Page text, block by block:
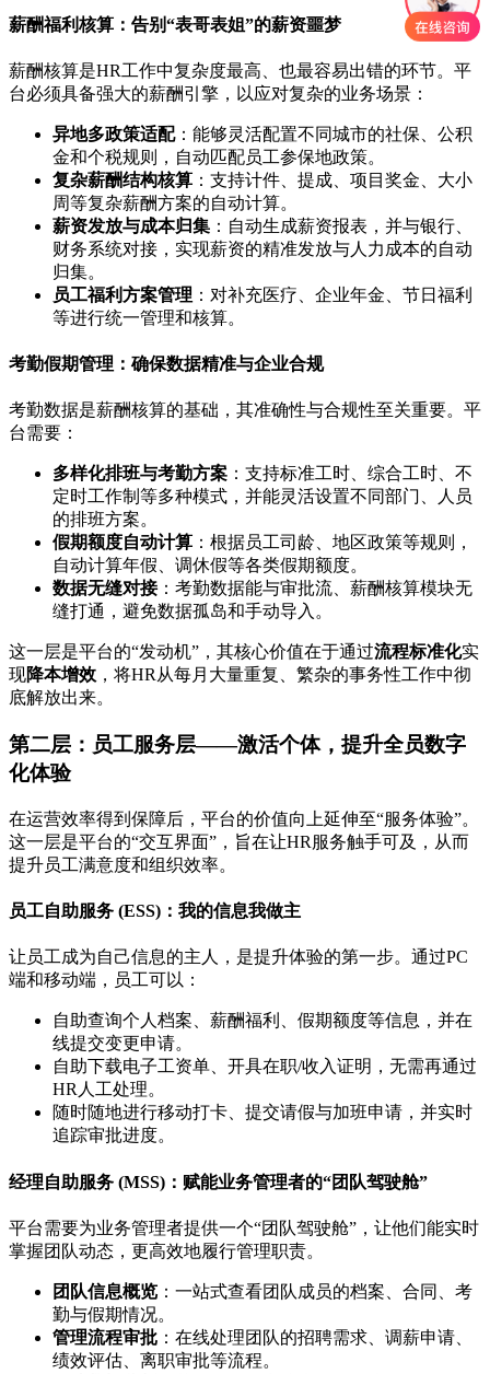
薪酬福利核算：告别“表哥表姐”的薪资噩梦
薪酬核算是HR工作中复杂度最高、也最容易出错的环节。平
台必须具备强大的薪酬引擎，以应对复杂的业务场景：
异地多政策适配：能够灵活配置不同城市的社保、公积
金和个税规则，自动匹配员工参保地政策。
复杂薪酬结构核算 ：支持计件、提成、项目奖金、大小
周等复杂薪酬方案的自动计算。
薪资发放与成本归集 ：自动生成薪资报表，并与银行、
财务系统对接，实现薪资的精准发放与人力成本的自动
归集。
员工福利方案管理 ：对补充医疗、企业年金、节日福利
等进行统一管理和核算。
考勤假期管理：确保数据精准与企业合规
考勤数据是薪酬核算的基础，其准确性与合规性至关重要。平
台需要：
多样化排班与考勤方案 ：支持标准工时、综合工时、不
定时工作制等多种模式，并能灵活设置不同部门、人员
的排班方案。
假期额度自动计算 ：根据员工司龄、地区政策等规则，
自动计算年假、调休假等各类假期额度。
数据无缝对接：考勤数据能与审批流、薪酬核算模块无
缝打通，避免数据孤岛和手动导入。
这一层是平台的“发动机”，其核心价值在于通过流程标准化实
现降本增效 ，将HR从每月大量重复、繁杂的事务性工作中彻
底解放出来。
第二层：员工服务层——激活个体，提升全员数字
化体验
在运营效率得到保障后，平台的价值向上延伸至“服务体验”。
这一层是平台的“交互界面”，旨在让HR服务触手可及，从而
提升员工满意度和组织效率。
员工自助服务 (ESS)：我的信息我做主
让员工成为自己信息的主人，是提升体验的第一步。通过PC
端和移动端，员工可以：
自助查询个人档案、薪酬福利、假期额度等信息，并在
线提交变更申请。
自助下载电子工资单、开具在职/收入证明，无需再通过
HR人工处理。
随时随地进行移动打卡、提交请假与加班申请，并实时
追踪审批进度。
经理自助服务 (MSS)：赋能业务管理者的“团队驾驶舱”
平台需要为业务管理者提供一个“团队驾驶舱”，让他们能实时
掌握团队动态，更高效地履行管理职责。
团队信息概览 ：一站式查看团队成员的档案、合同、考
勤与假期情况。
管理流程审批 ：在线处理团队的招聘需求、调薪申请、
绩效评估、离职审批等流程。